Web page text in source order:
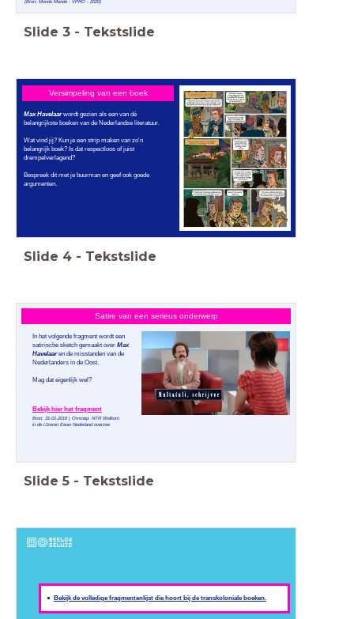
(Bron: Mondo Mondo - VPRO - 2020)
Slide 3 - Tekstslide
Versimpeling van een boek
Max Havelaarwordt gezien als een van dé
belangrijkste boeken van de Nederlandse literatuur.
Wat vind jij? Kun je een strip maken van zo'n
belangrijk boek? Is dat respectloos of juist
drempelverlagend?
Bespreek dit met je buurman en geef ook goede
argumenten.
Slide 4 - Tekstslide
Satire van een serieus onderwerp
In het volgende fragment wordt een
satirische sketch gemaakt over Max
Havelaar en de misstanden van de
Nederlanders in de Oost.
Mag dat eigenlijk wel?
Bekijk hier het fragment
Bron: 31-01-2016 | Omroep: NTR Welkom
in de IJzeren Eeuw Nederland overzee
Slide 5 - Tekstslide
Bekijk de volledige fragmentenlijst die hoort bij de transkoloniale boeken.